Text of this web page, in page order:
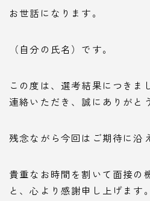
お世話になります。
（自分の氏名）です。
この度は、選考結果につきま
連絡いただき、誠にありがと
残念ながら今回はご期待に沿
貴重なお時間を割いて面接の
と、心より感謝申し上げます。